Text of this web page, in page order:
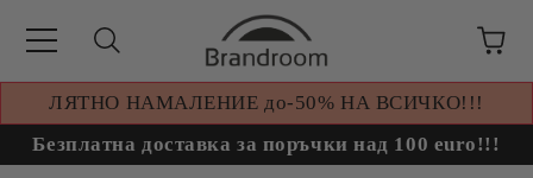
ЛЯТНО НАМАЛЕНИЕ до-50% НА ВСИЧКО!!!
Безплатна доставка за поръчки над 100 euro!!!